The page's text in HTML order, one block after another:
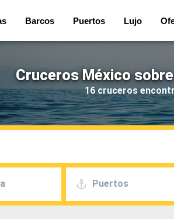
Barcos Puertos Lujo
Cruceros México
16 cruceros
Puertos